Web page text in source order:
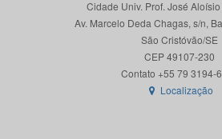
Cidade Univ. Prof. José
Av. Marcelo Deda Chagas, s/n,
São Cristóvão/SE
CEP 49107-230
Localização